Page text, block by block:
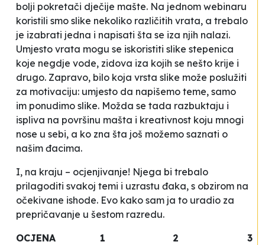
bolji pokretači dječije mašte. Na jednom webinaru
koristili smo slike nekoliko različitih vrata, a trebalo
je izabrati jedna i napisati šta se iza njih nalazi.
Umjesto vrata mogu se iskoristiti slike stepenica
koje negdje vode, zidova iza kojih se nešto krije i
drugo. Zapravo, bilo koja vrsta slike može poslužiti
za motivaciju: umjesto da napišemo teme, samo
im ponudimo slike. Možda se tada razbuktaju i
ispliva na površinu mašta i kreativnost koju mnogi
nose u sebi, a ko zna šta još možemo saznati o
našim đacima.
I, na kraju – ocjenjivanje! Njega bi trebalo
prilagoditi svakoj temi i uzrastu đaka, s obzirom na
očekivane ishode. Evo kako sam ja to uradio za
prepričavanje u šestom razredu.
OCJENA
1 2
3